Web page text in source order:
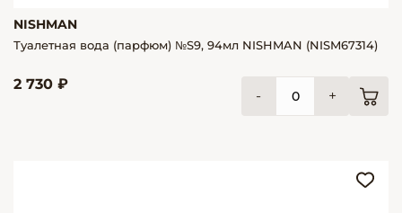
NISHMAN
Туалетная вода (парфюм) №S9, 94мл NISHMAN (NISM67314)
2 730 ₽
- +